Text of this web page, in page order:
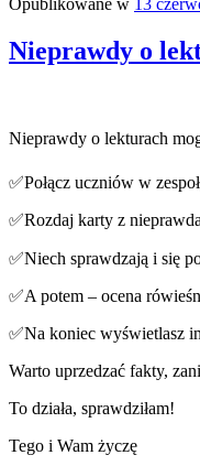
Opublikowane w 13
Nieprawdy o
Nieprawdy o lekturach
✅Połącz uczniów w
✅Rozdaj karty z
✅Niech sprawdzają i się
✅A potem – ocena
✅Na koniec wyświetlasz
Warto uprzedzać fakty,
To działa, sprawdziłam!
Tego i Wam życzę